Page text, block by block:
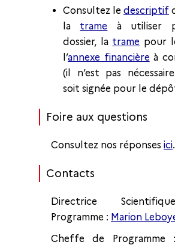
Consultez le descriptif
la trame à utiliser
dossier, la trame pour
l’annexe financière à
(il n’est pas
soit signée pour le
Foire aux questions
Consultez nos réponses ici.
Contacts
Directrice
Programme : Marion
Cheffe de Programme